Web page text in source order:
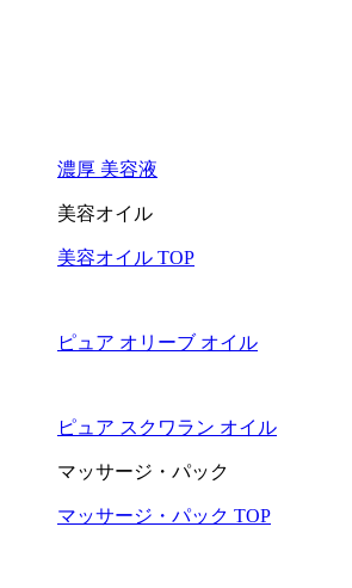
濃厚 美容液
美容オイル
美容オイル TOP
ピュア オリーブ オイル
ピュア スクワラン オイル
マッサージ・パック
マッサージ・パック TOP